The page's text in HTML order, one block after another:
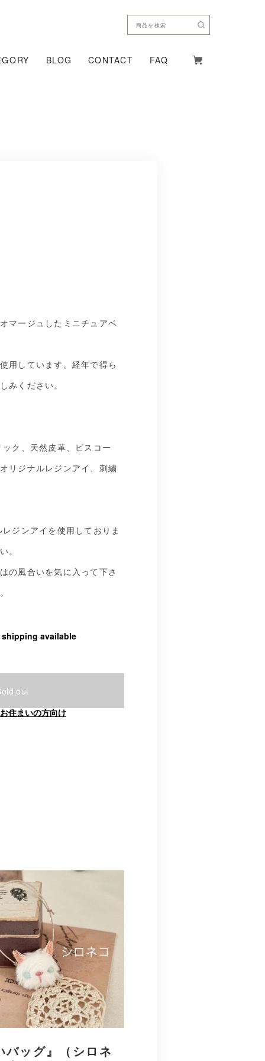
BLOG CONTACT FAQ
マージュしたミニチュアベ
用しています。経年で得ら
みください。
ク、天然皮革、ビスコー
リジナルレジンアイ、刺繍
ジンアイを使用しておりま
。
の風合いを気に入って下さ
available
out
住まいの方向け
バッグ』（シロネ